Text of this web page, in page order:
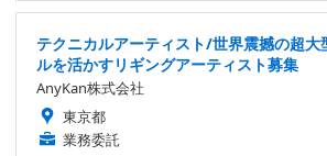
テクニカルアーティスト/世界震撼の超大
ルを活かすリギングアーティスト募集
AnyKan株式会社
東京都
業務委託